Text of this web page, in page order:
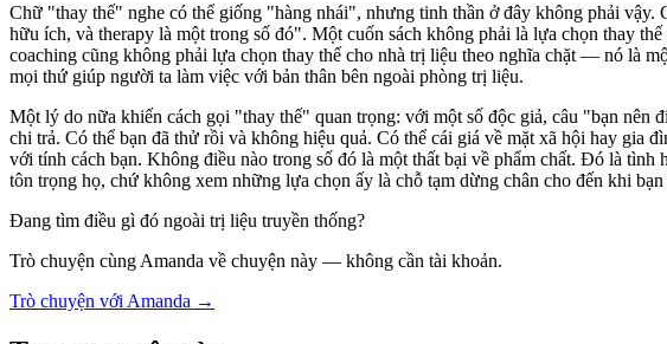
Chữ "thay thế" nghe có thể giống "hàng nhái", nhưng tinh thần ở đây không phải vậy.
hữu ích, và therapy là một trong số đó". Một cuốn sách không phải là lựa chọn thay
coaching cũng không phải lựa chọn thay thế cho nhà trị liệu theo nghĩa chặt — nó là
mọi thứ giúp người ta làm việc với bản thân bên ngoài phòng trị liệu.
Một lý do nữa khiến cách gọi "thay thế" quan trọng: với một số độc giả, câu "bạn
chi trả. Có thể bạn đã thử rồi và không hiệu quả. Có thể cái giá về mặt xã hội hay gia
với tính cách bạn. Không điều nào trong số đó là một thất bại về phẩm chất. Đó là
tôn trọng họ, chứ không xem những lựa chọn ấy là chỗ tạm dừng chân cho đến khi
Đang tìm điều gì đó ngoài trị liệu truyền thống?
Trò chuyện cùng Amanda về chuyện này — không cần tài khoản.
Trò chuyện với Amanda →